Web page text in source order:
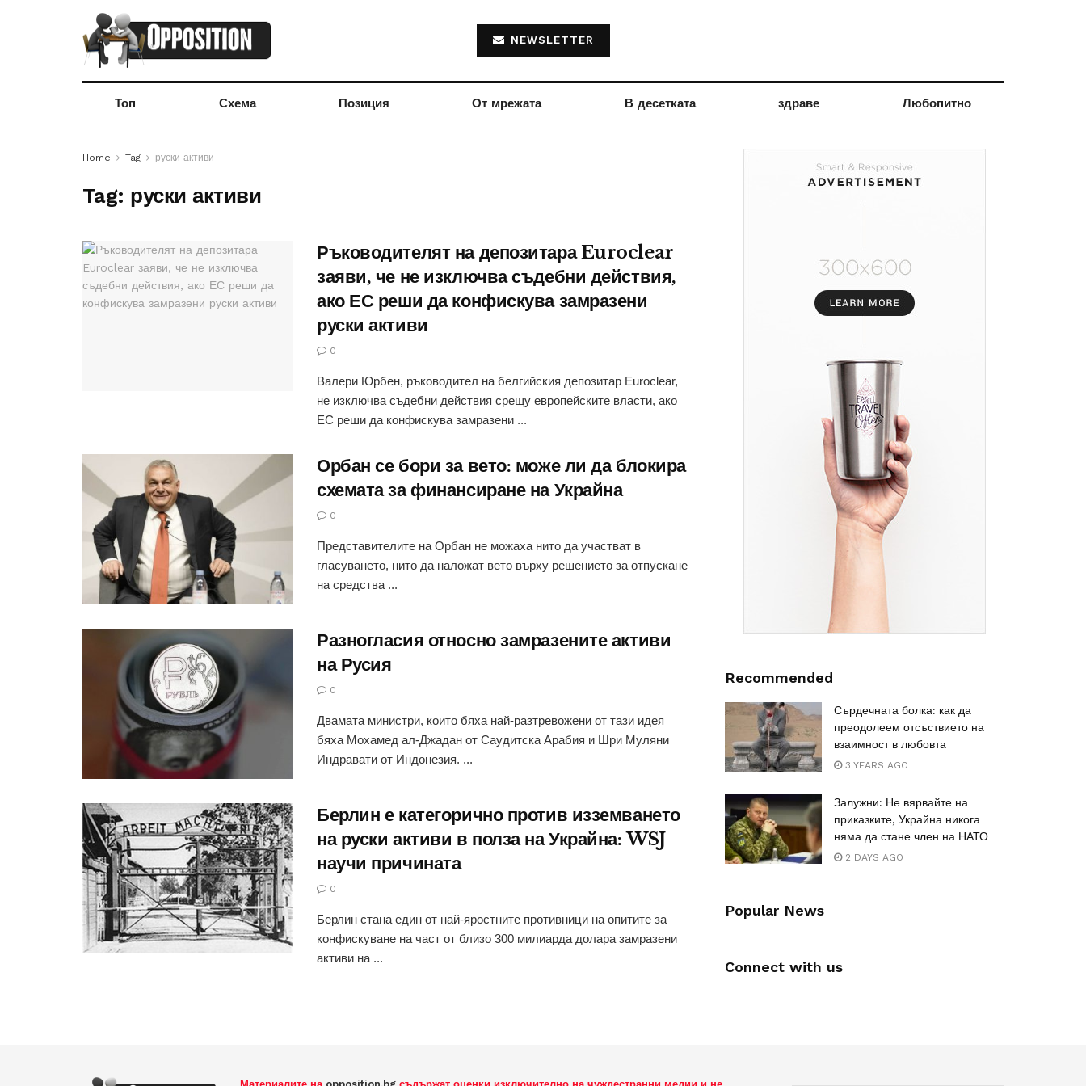
NEWSLETTER
Топ Схема Позиция От мрежата В десетката здраве Любопитно
Home Tag руски активи
Tag: руски активи
Ръководителят на депозитара Euroclear
заяви, че не изключва съдебни действия,
ако ЕС реши да конфискува замразени
руски активи
0
Валери Юрбен, ръководител на белгийския депозитар Euroclear,
не изключва съдебни действия срещу европейските власти, ако
ЕС реши да конфискува замразени ...
Орбан се бори за вето: може ли да блокира
схемата за финансиране на Украйна
0
Представителите на Орбан не можаха нито да участват в
гласуването, нито да наложат вето върху решението за отпускане
на средства ...
Разногласия относно замразените активи
на Русия
0
Двамата министри, които бяха най-разтревожени от тази идея
бяха Мохамед ал-Джадан от Саудитска Арабия и Шри Муляни
Индравати от Индонезия. ...
Берлин е категорично против изземването
на руски активи в полза на Украйна: WSJ
научи причината
0
Берлин стана един от най-яростните противници на опитите за
конфискуване на част от близо 300 милиарда долара замразени
активи на ...
Recommended
Сърдечната болка: как да
преодолеем отсъствието на
взаимност в любовта
3 YEARS AGO
Залужни: Не вярвайте на
приказките, Украйна никога
няма да стане член на НАТО
2 DAYS AGO
Popular News
Connect with us